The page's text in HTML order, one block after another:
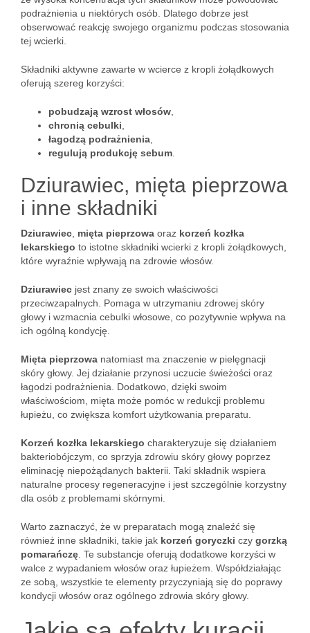
podrażnienia u niektórych osób. Dlatego dobrze jest
obserwować reakcję swojego organizmu podczas stosowania
tej wcierki.
Składniki aktywne zawarte w wcierce z kropli żołądkowych
oferują szereg korzyści:
pobudzają wzrost włosów
chronią cebulki
łagodzą podrażnienia
regulują produkcję sebum
Dziurawiec, mięta pieprzowa
i inne składniki
Dziurawiec mięta pieprzowa oraz korzeń kozłka
lekarskiego to istotne składniki wcierki z kropli żołądkowych,
które wyraźnie wpływają na zdrowie włosów.
Dziurawiec jest znany ze swoich właściwości
przeciwzapalnych. Pomaga w utrzymaniu zdrowej skóry
głowy i wzmacnia cebulki włosowe, co pozytywnie wpływa na
ich ogólną kondycję.
Mięta pieprzowa natomiast ma znaczenie w pielęgnacji
skóry głowy. Jej działanie przynosi uczucie świeżości oraz
łagodzi podrażnienia. Dodatkowo, dzięki swoim
właściwościom, mięta może pomóc w redukcji problemu
łupieżu, co zwiększa komfort użytkowania preparatu.
Korzeń kozłka lekarskiego charakteryzuje się działaniem
bakteriobójczym, co sprzyja zdrowiu skóry głowy poprzez
eliminację niepożądanych bakterii. Taki składnik wspiera
naturalne procesy regeneracyjne i jest szczególnie korzystny
dla osób z problemami skórnymi.
Warto zaznaczyć, że w preparatach mogą znaleźć się
również inne składniki, takie jak korzeń goryczki czy gorzką
pomarańczę . Te substancje oferują dodatkowe korzyści w
walce z wypadaniem włosów oraz łupieżem. Współdziałając
ze sobą, wszystkie te elementy przyczyniają się do poprawy
kondycji włosów oraz ogólnego zdrowia skóry głowy.